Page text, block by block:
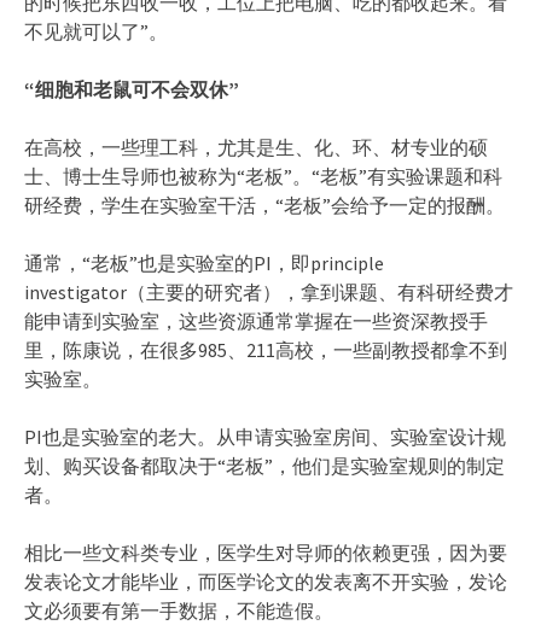
不见就可以了”。
“细胞和老鼠可不会双休”
在高校，一些理工科，尤其是生、化、环、材专业的硕
士、博士生导师也被称为“老板”。“老板”有实验课题和科
研经费，学生在实验室干活，“老板”会给予一定的报酬。
通常，“老板”也是实验室的PI，即principle
investigator（主要的研究者），拿到课题、有科研经费才
能申请到实验室，这些资源通常掌握在一些资深教授手
里，陈康说，在很多985、211高校，一些副教授都拿不到
实验室。
PI也是实验室的老大。从申请实验室房间、实验室设计规
划、购买设备都取决于“老板”，他们是实验室规则的制定
者。
相比一些文科类专业，医学生对导师的依赖更强，因为要
发表论文才能毕业，而医学论文的发表离不开实验，发论
文必须要有第一手数据，不能造假。